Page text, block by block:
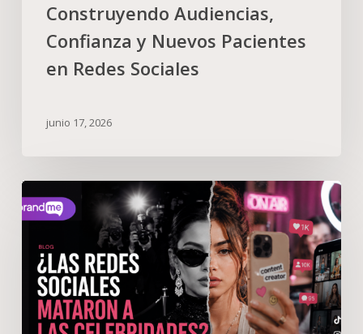
Construyendo Audiencias,
Confianza y Nuevos Pacientes
en Redes Sociales
junio 17, 2026